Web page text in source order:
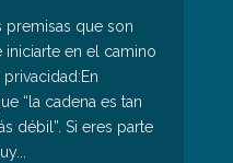
premisas que son
en el camino
“la cadena es tan
débil”. Si eres parte